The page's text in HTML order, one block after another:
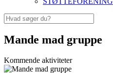
Mande mad gruppe
Kommende aktiviteter